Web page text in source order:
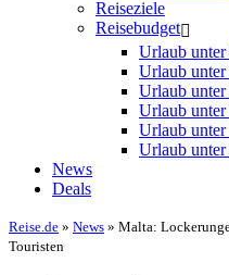
Reiseziele
Reisebudget
Urlaub
Urlaub
Urlaub
Urlaub
Urlaub
Urlaub
News
Deals
Reise.de » News » Malta:
Touristen